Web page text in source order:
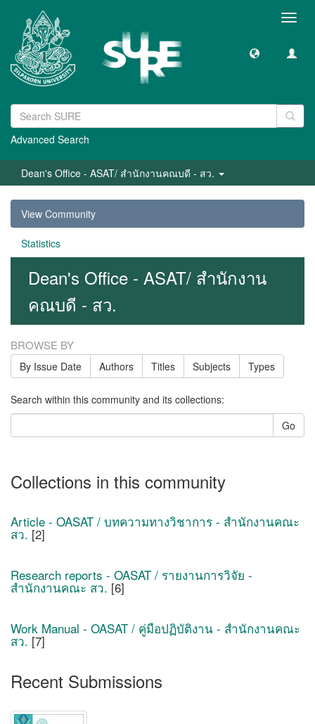
Advanced Search
Dean's Office - ASAT/ สำนักงานคณบดี - สว.
View Community
Statistics
Dean's Office - ASAT/ สำนักงาน
คณบดี - สว.
BROWSE BY
By Issue Date Authors Titles Subjects Types
Search within this community and its collections:
Go
Collections in this community
Article - OASAT / บทความทางวิชาการ - สำนักงานคณะ
สว. [2]
Research reports - OASAT / รายงานการวิจัย -
สำนักงานคณะ สว. [6]
Work Manual - OASAT / คู่มือปฏิบัติงาน - สำนักงานคณะ
สว. [7]
Recent Submissions